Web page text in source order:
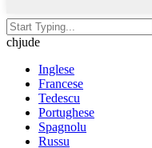
chjude
Inglese
Francese
Tedescu
Portughese
Spagnolu
Russu